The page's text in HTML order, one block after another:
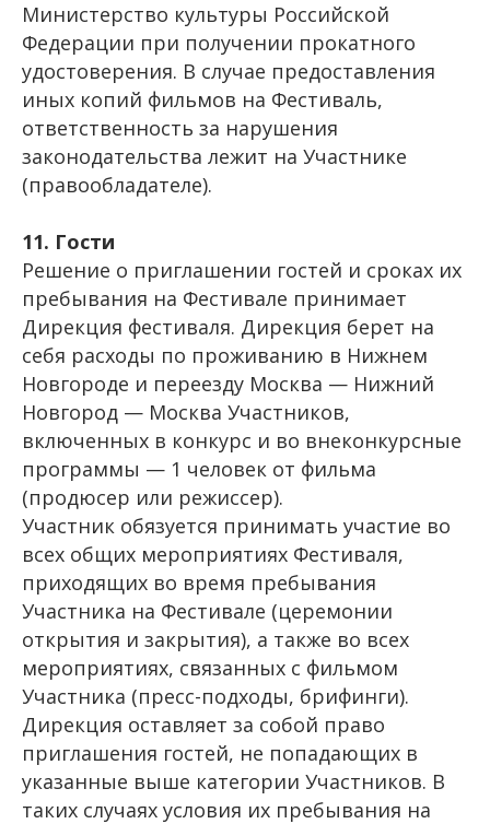
Министерство культуры Российской
Федерации при получении прокатного
удостоверения. В случае предоставления
иных копий фильмов на Фестиваль,
ответственность за нарушения
законодательства лежит на Участнике
(правообладателе).
11. Гости
Решение о приглашении гостей и сроках их
пребывания на Фестивале принимает
Дирекция фестиваля. Дирекция берет на
себя расходы по проживанию в Нижнем
Новгороде и переезду Москва — Нижний
Новгород — Москва Участников,
включенных в конкурс и во внеконкурсные
программы — 1 человек от фильма
(продюсер или режиссер).
Участник обязуется принимать участие во
всех общих мероприятиях Фестиваля,
приходящих во время пребывания
Участника на Фестивале (церемонии
открытия и закрытия), а также во всех
мероприятиях, связанных с фильмом
Участника (пресс-подходы, брифинги).
Дирекция оставляет за собой право
приглашения гостей, не попадающих в
указанные выше категории Участников. В
таких случаях условия их пребывания на
Фестиваль
Конкурс
Фотогалерея
Партнеры
Архив
Горький фест 2024
Горький фест 2023
Горький фест 2022
Горький фест 2021
Горький фест 2020
Горький фест 2019
Горький фест 2018
Горький фест 2017